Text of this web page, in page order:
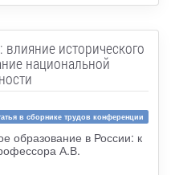
исторического
национальной
в сборнике трудов конференции
образование в России: к
А.В.